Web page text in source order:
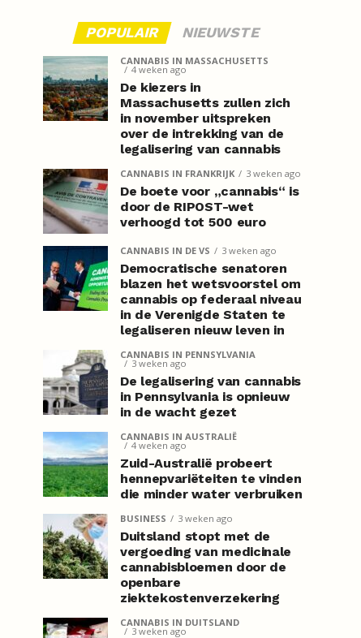
POPULAIR NIEUWSTE
CANNABIS IN MASSACHUSETTS
4 weken ago
De kiezers in
Massachusetts zullen zich
in november uitspreken
over de intrekking van de
legalisering van cannabis
CANNABIS IN FRANKRIJK 3 weken ago
De boete voor „cannabis“ is
door de RIPOST-wet
verhoogd tot 500 euro
CANNABIS IN DE VS 3 weken ago
Democratische senatoren
blazen het wetsvoorstel om
cannabis op federaal niveau
in de Verenigde Staten te
legaliseren nieuw leven in
CANNABIS IN PENNSYLVANIA
3 weken ago
De legalisering van cannabis
in Pennsylvania is opnieuw
in de wacht gezet
CANNABIS IN AUSTRALIË
4 weken ago
Zuid-Australië probeert
hennepvariëteiten te vinden
die minder water verbruiken
BUSINESS 3 weken ago
Duitsland stopt met de
vergoeding van medicinale
cannabisbloemen door de
openbare
ziektekostenverzekering
CANNABIS IN DUITSLAND
3 weken ago